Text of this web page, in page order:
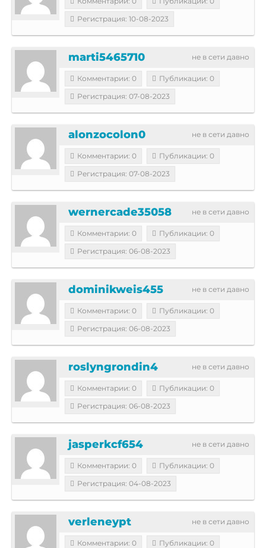
Регистрация: 10-08-2023
не в сети давно
marti5465710
Комментарии: 0
Публикации: 0
Регистрация: 07-08-2023
не в сети давно
alonzocolon0
Комментарии: 0
Публикации: 0
Регистрация: 07-08-2023
не в сети давно
wernercade35058
Комментарии: 0
Публикации: 0
Регистрация: 06-08-2023
не в сети давно
dominikweis455
Комментарии: 0
Публикации: 0
Регистрация: 06-08-2023
не в сети давно
roslyngrondin4
Комментарии: 0
Публикации: 0
Регистрация: 06-08-2023
не в сети давно
jasperkcf654
Комментарии: 0
Публикации: 0
Регистрация: 04-08-2023
не в сети давно
verleneypt
Комментарии: 0
Публикации: 0